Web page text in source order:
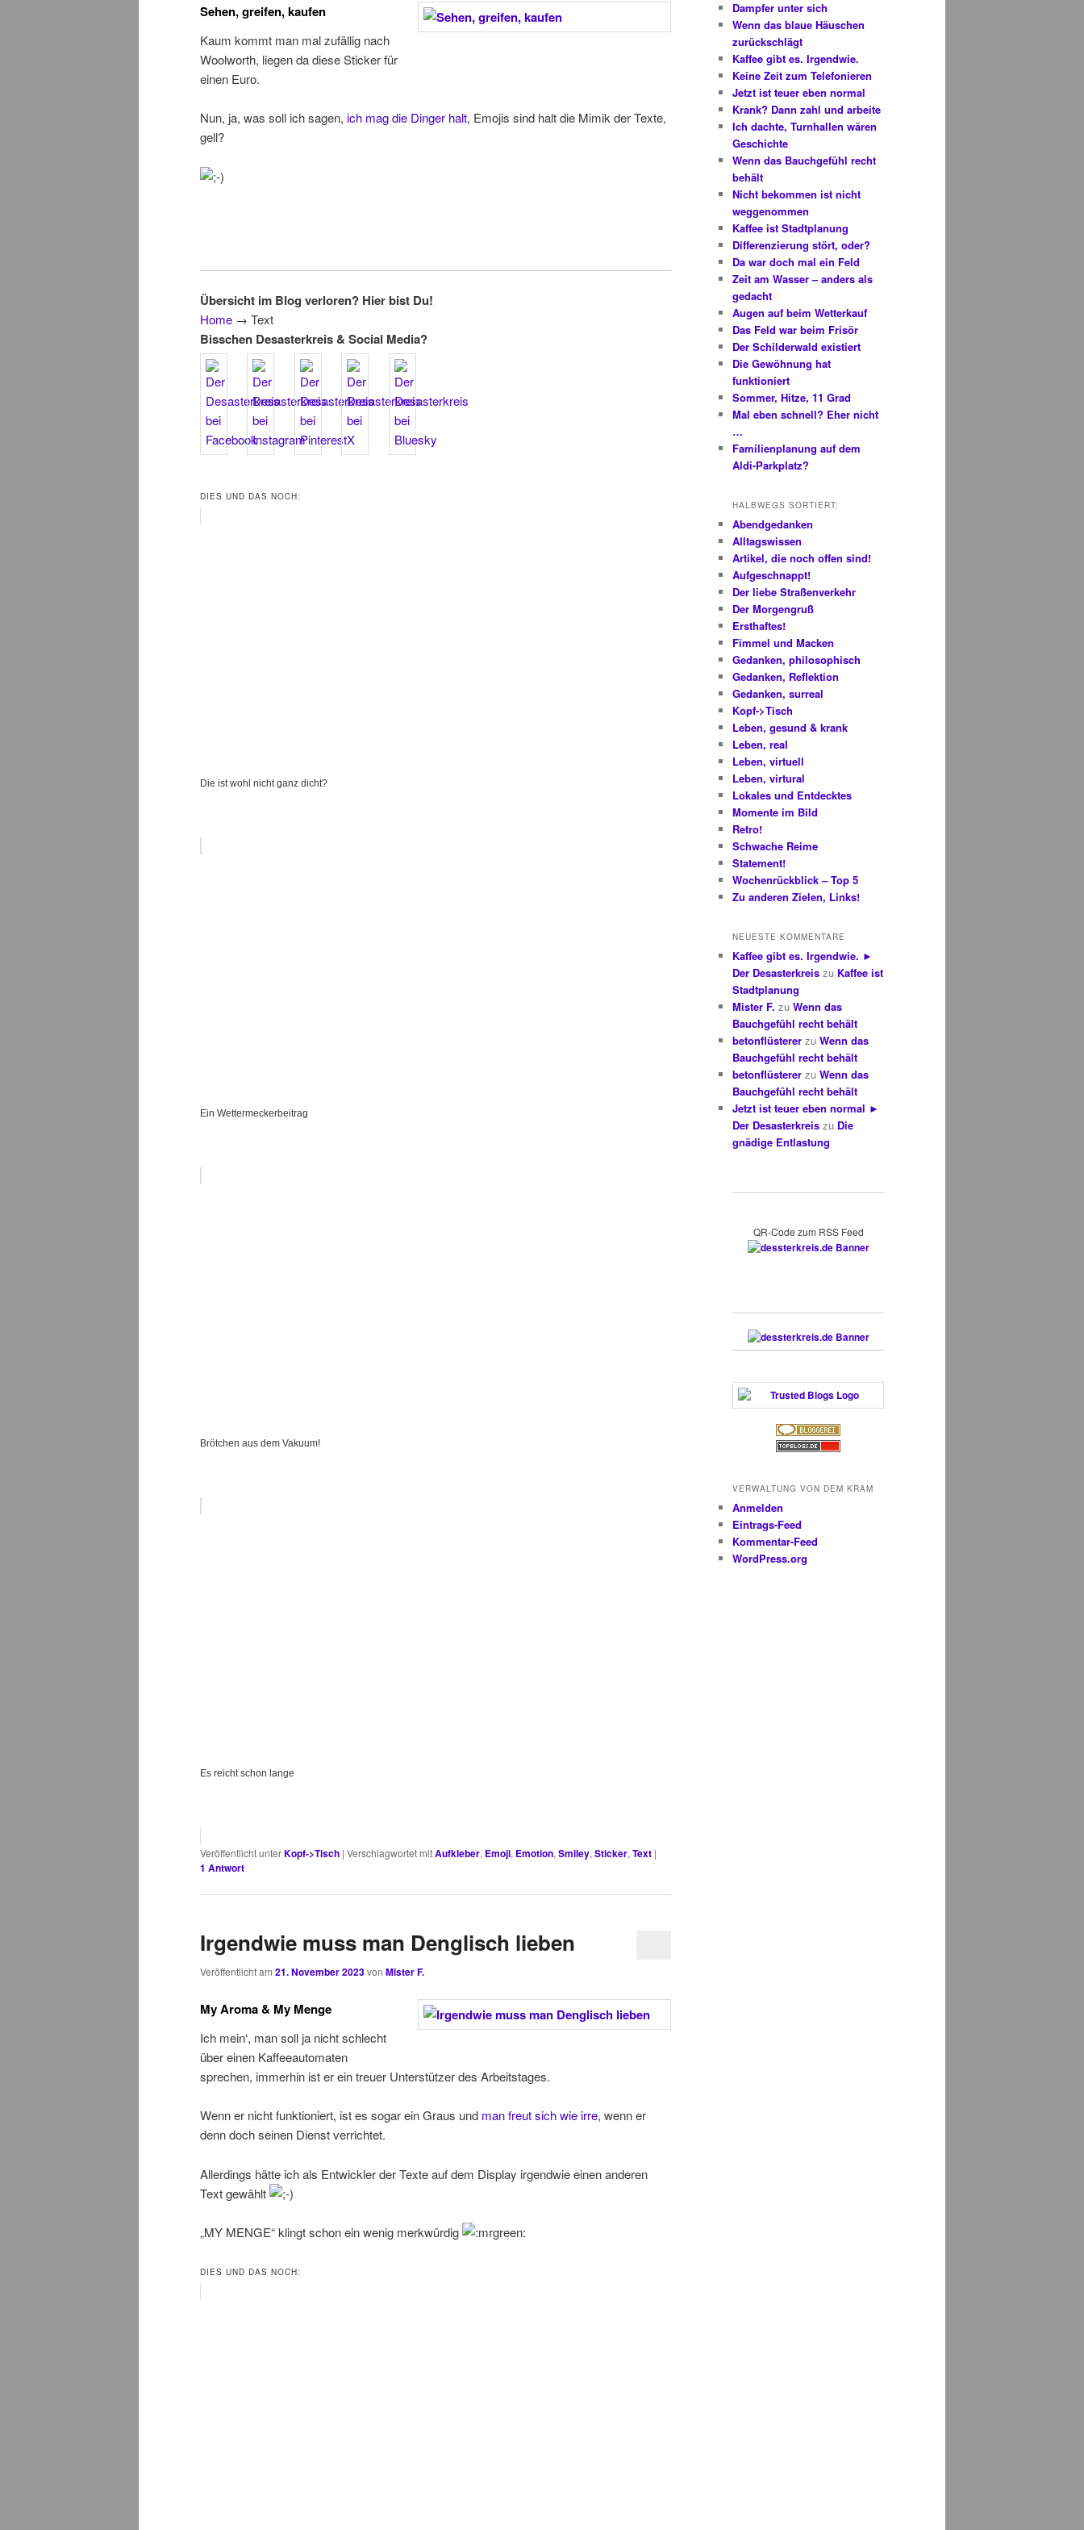
Sehen, greifen, kaufen
Kaum kommt man mal zufällig nach
Woolworth, liegen da diese Sticker für
einen Euro.
Nun, ja, was soll ich sagen, ich mag die Dinger halt, Emojis sind halt die Mimik der Texte,
gell?
Übersicht im Blog verloren? Hier bist Du!
Home → Text
Bisschen Desasterkreis & Social Media?
DIES UND DAS NOCH:
Die ist wohl nicht ganz dicht?
Ein Wettermeckerbeitrag
Brötchen aus dem Vakuum!
Es reicht schon lange
Veröffentlicht unterKopf->Tisch | Verschlagwortet mitAufkleber, Emoji, Emotion, Smiley, Sticker, Text |
1 Antwort
Irgendwie muss man Denglisch lieben
Veröffentlicht am 21. November 2023von Mister F.
My Aroma & My Menge
Ich mein‘, man soll ja nicht schlecht
über einen Kaffeeautomaten
sprechen, immerhin ist er ein treuer Unterstützer des Arbeitstages.
Wenn er nicht funktioniert, ist es sogar ein Graus und man freut sich wie irre, wenn er
denn doch seinen Dienst verrichtet.
Allerdings hätte ich als Entwickler der Texte auf dem Display irgendwie einen anderen
Text gewählt
„MY MENGE“ klingt schon ein wenig merkwürdig
DIES UND DAS NOCH:
Dampfer unter sich
Wenn das blaue Häuschen
zurückschlägt
Kaffee gibt es. Irgendwie.
Keine Zeit zum Telefonieren
Jetzt ist teuer eben normal
Krank? Dann zahl und arbeite
Ich dachte, Turnhallen wären
Geschichte
Wenn das Bauchgefühl recht
behält
Nicht bekommen ist nicht
weggenommen
Kaffee ist Stadtplanung
Differenzierung stört, oder?
Da war doch mal ein Feld
Zeit am Wasser – anders als
gedacht
Augen auf beim Wetterkauf
Das Feld war beim Frisör
Der Schilderwald existiert
Die Gewöhnung hat
funktioniert
Sommer, Hitze, 11 Grad
Mal eben schnell? Eher nicht
…
Familienplanung auf dem
Aldi-Parkplatz?
HALBWEGS SORTIERT:
Abendgedanken
Alltagswissen
Artikel, die noch offen sind!
Aufgeschnappt!
Der liebe Straßenverkehr
Der Morgengruß
Ersthaftes!
Fimmel und Macken
Gedanken, philosophisch
Gedanken, Reflektion
Gedanken, surreal
Kopf->Tisch
Leben, gesund & krank
Leben, real
Leben, virtuell
Leben, virtural
Lokales und Entdecktes
Momente im Bild
Retro!
Schwache Reime
Statement!
Wochenrückblick – Top 5
Zu anderen Zielen, Links!
NEUESTE KOMMENTARE
Kaffee gibt es. Irgendwie. ►
Der Desasterkreis zu Kaffee ist
Stadtplanung
Mister F. zu Wenn das
Bauchgefühl recht behält
betonflüsterer zu Wenn das
Bauchgefühl recht behält
betonflüsterer zu Wenn das
Bauchgefühl recht behält
Jetzt ist teuer eben normal ►
Der Desasterkreis zu Die
gnädige Entlastung
QR-Code zum RSS Feed
VERWALTUNG VON DEM KRAM
Anmelden
Eintrags-Feed
Kommentar-Feed
WordPress.org